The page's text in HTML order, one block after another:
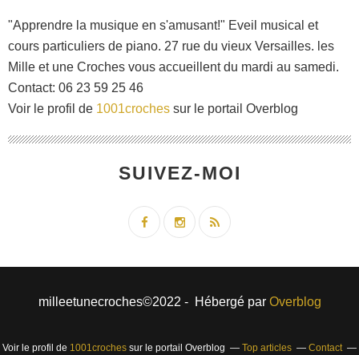
"Apprendre la musique en s'amusant!" Eveil musical et
cours particuliers de piano. 27 rue du vieux Versailles. les
Mille et une Croches vous accueillent du mardi au samedi.
Contact: 06 23 59 25 46
Voir le profil de 1001croches sur le portail Overblog
SUIVEZ-MOI
milleetunecroches©2022 - Hébergé par Overblog
Voir le profil de 1001croches sur le portail Overblog Top articles Contact